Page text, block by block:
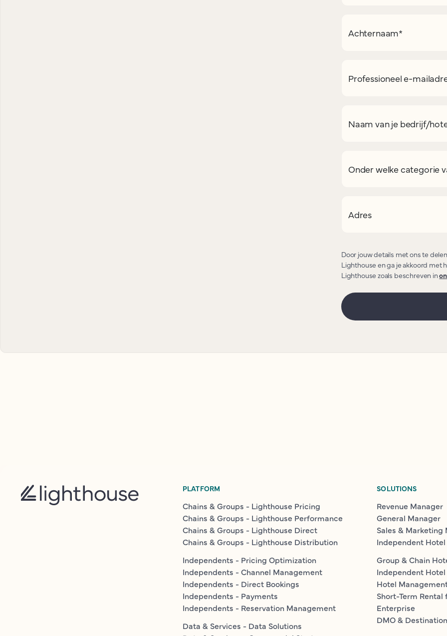
Achternaam*
Professioneel e-
Naam van je bedrijf/
Onder welke categorie
Adres
Door jouw details met ons te
Lighthouse en ga je akkoord met
Lighthouse zoals beschreven in
PLATFORM
Chains & Groups - Lighthouse Pricing
Chains & Groups - Lighthouse Performance
Chains & Groups - Lighthouse Direct
Chains & Groups - Lighthouse Distribution
Independents - Pricing Optimization
Independents - Channel Management
Independents - Direct Bookings
Independents - Payments
Independents - Reservation Management
Data & Services - Data Solutions
SOLUTIONS
Revenue Manager
General Manager
Sales & Marketing
Independent
Group & Chain
Independent Hotel
Hotel
Short-Term Rental
Enterprise
DMO &